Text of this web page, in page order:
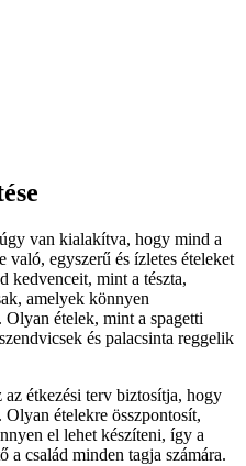
úgy van kialakítva, hogy mind a
egyszerű és ízletes ételeket
kedvenceit, mint a tészta,
amelyek könnyen
ételek, mint a spagetti
és palacsinta reggelik
étkezési terv biztosítja, hogy
ételekre összpontosít,
el lehet készíteni, így a
a család minden tagja számára.